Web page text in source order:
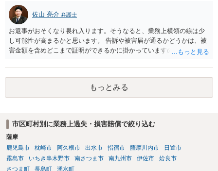
とよいと思います。 お大事になさってください。
佐山 亮介 弁護士
お返事がおそくなり畏れ入ります。そうなると、業務上横領の線は少
し可能性が高まるかと思います。 告訴や被害届が通るかどうかは、被
害金額を含めどこまで証明ができるかに掛かっていますので、一度直
もっとみる
市区町村別に業務上過失・損害賠償で絞り込む
薩摩
鹿児島市
枕崎市 阿久根市 出水市 指宿市 薩摩川内市
日置市
霧島市
いちき串木野市 南さつま市 南九州市 伊佐市
姶良市
さつま町
長島町 湧水町